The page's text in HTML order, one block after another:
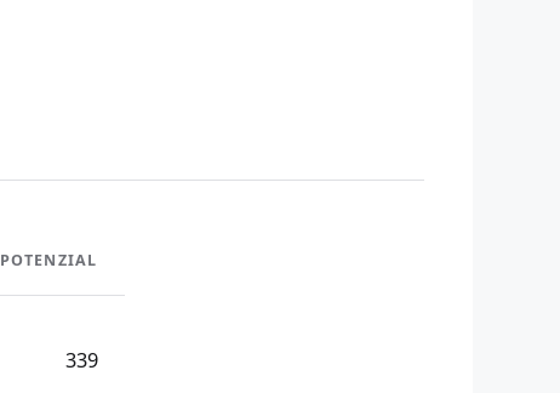
POTENZIAL
339